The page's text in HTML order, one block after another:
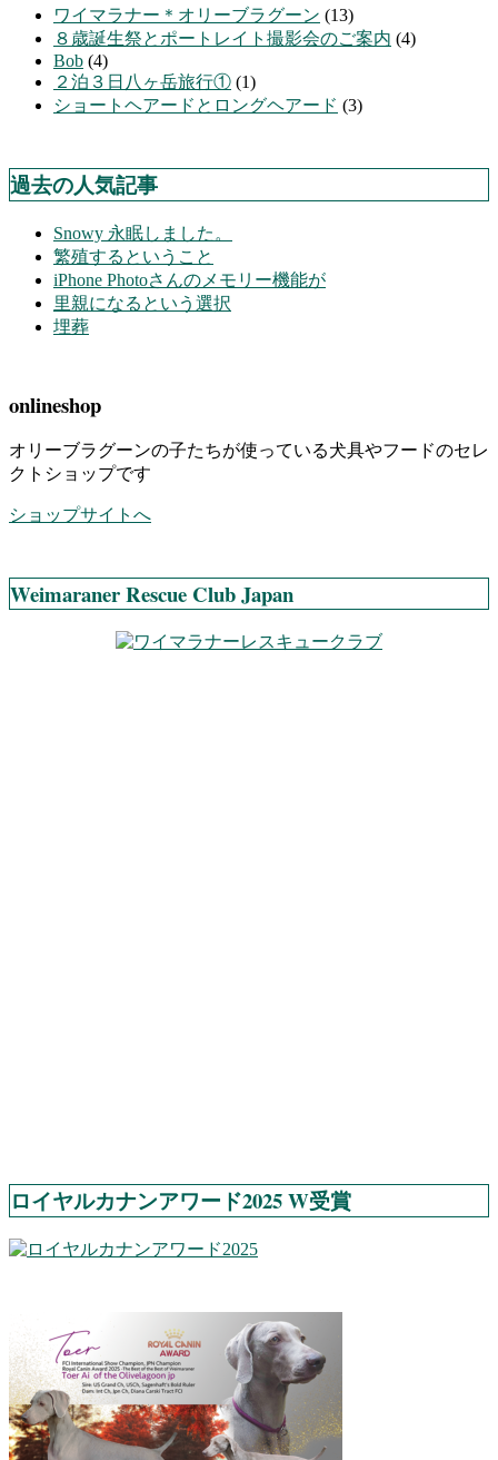
ワイマラナー＊オリーブラグーン (13)
８歳誕生祭とポートレイト撮影会のご案内 (4)
Bob (4)
２泊３日八ヶ岳旅行① (1)
ショートヘアードとロングヘアード (3)
過去の人気記事
Snowy 永眠しました。
繁殖するということ
iPhone Photoさんのメモリー機能が
里親になるという選択
埋葬
onlineshop
オリーブラグーンの子たちが使っている犬具やフードのセレ
クトショップです
ショップサイトへ
Weimaraner Rescue Club Japan
ロイヤルカナンアワード2025 W受賞